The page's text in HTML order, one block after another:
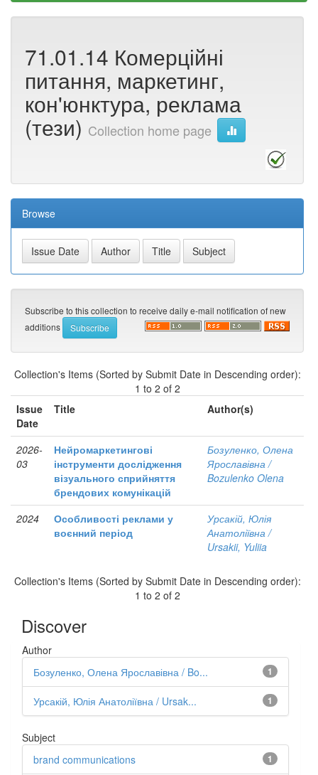
71.01.14 Комерційні
питання, маркетинг,
кон'юнктура, реклама
(тези) Collection home page
Browse
Subscribe to this collection to receive daily e-mail notification of new
additions
Collection's Items (Sorted by Submit Date in Descending order):
1 to 2 of 2
Issue
Date
Title Author(s)
2026-
03
Нейромаркетингові
інструменти дослідження
візуального сприйняття
брендових комунікацій
Бозуленко, Олена
Ярославівна /
Bozulenko Olena
2024
Особливості реклами у
воєнний період
Урсакій, Юлія
Анатоліївна /
Ursakii, Yuliia
Collection's Items (Sorted by Submit Date in Descending order):
1 to 2 of 2
Discover
Author
1
Бозуленко, Олена Ярославівна / Bo...
1
Урсакій, Юлія Анатоліївна / Ursak...
Subject
1
brand communications